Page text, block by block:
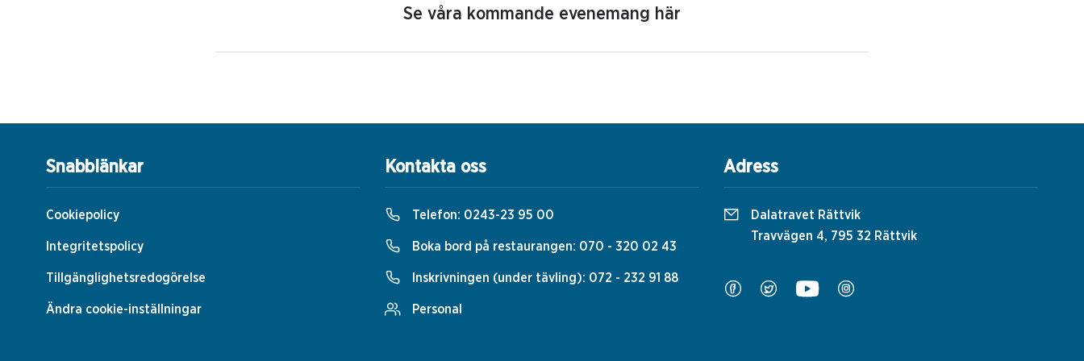
Se våra kommande evenemang här
Snabblänkar
Cookiepolicy
Integritetspolicy
Tillgänglighetsredogörelse
Ändra cookie-inställningar
Kontakta oss
Telefon: 0243-23 95 00
Boka bord på restaurangen: 070 - 320 02 43
Inskrivningen (under tävling): 072 - 232 91 88
Personal
Adress
Dalatravet Rättvik
Travvägen 4, 795 32 Rättvik